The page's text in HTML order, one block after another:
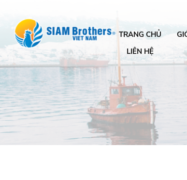
TRANG CHỦ
LIÊN HỆ